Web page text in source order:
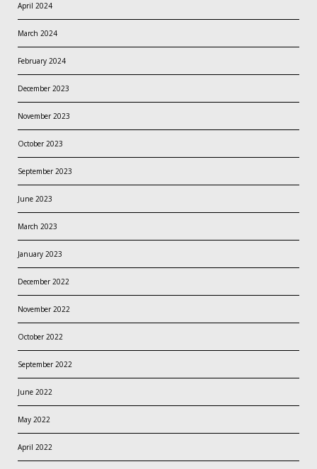
April 2024
March 2024
February 2024
December 2023
November 2023
October 2023
September 2023
June 2023
March 2023
January 2023
December 2022
November 2022
October 2022
September 2022
June 2022
May 2022
April 2022